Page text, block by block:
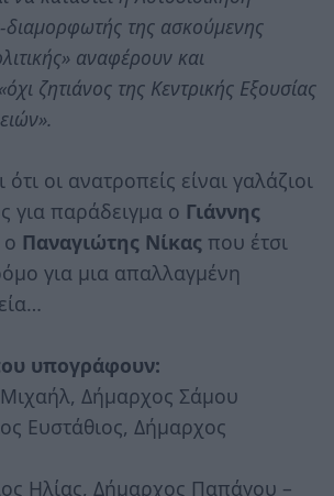
διαμορφωτής της ασκούμενης
αναφέρουν και
ζητιάνος της Κεντρικής Εξουσίας
οι ανατροπείς είναι γαλάζιοι
για παράδειγμα ο Γιάννης
ο Παναγιώτης Νίκας που έτσι
για μια απαλλαγμένη
υπογράφουν:
Δήμαρχος Σάμου
Ευστάθιος, Δήμαρχος
Ηλίας, Δήμαρχος Παπάγου –